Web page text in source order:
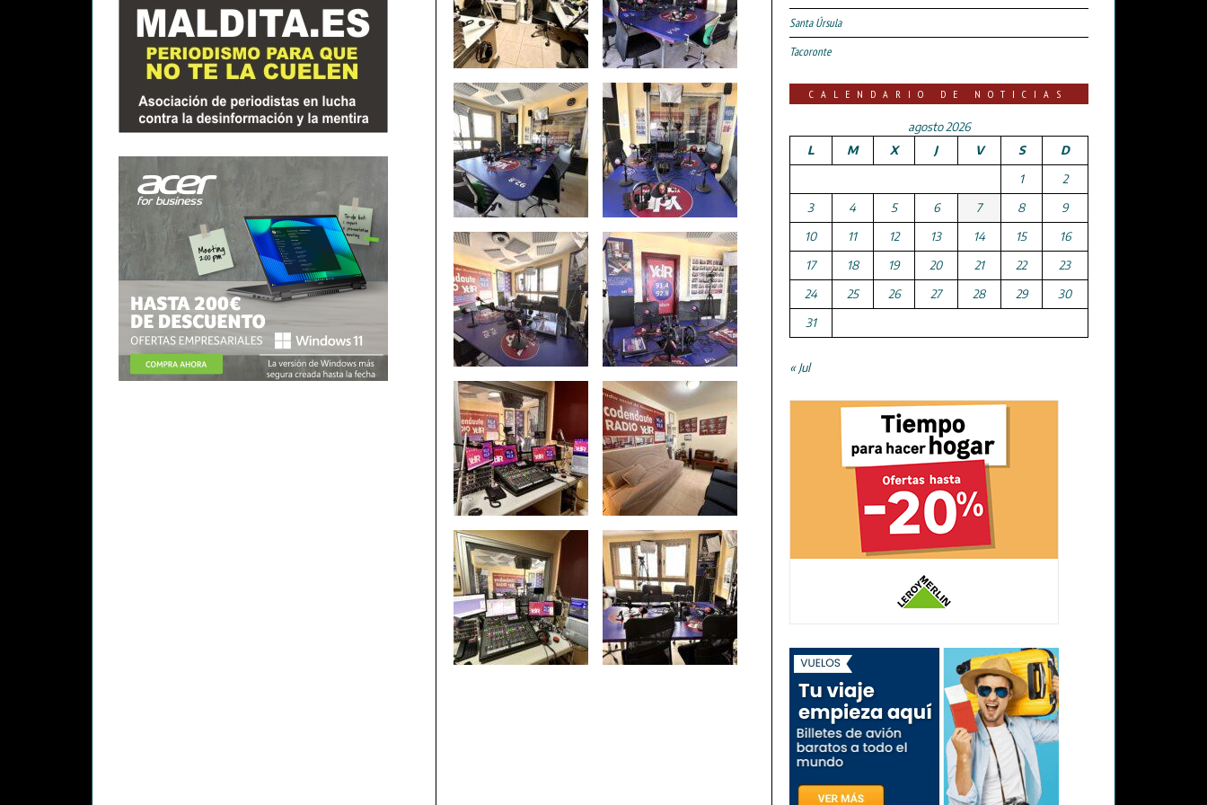
Santa Úrsula
Tacoronte
CALENDARIO DE NOTICIAS
agosto 2026
L
M X J V S
D
1
2
3
4 5 6 7 8
9
10
11 12 13 14 15
16
17
18 19 20 21 22
23
24
25 26 27 28 29
30
31
« Jul